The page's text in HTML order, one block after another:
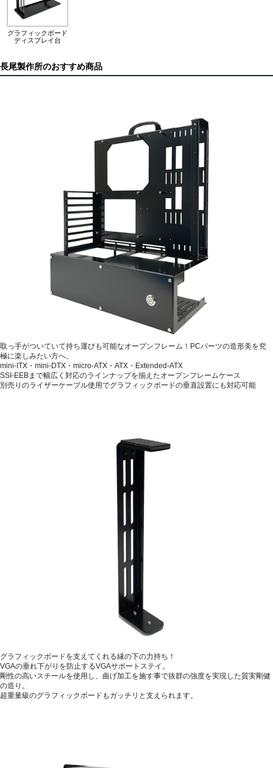
グラフィックボード
ディスプレイ台
長尾製作所のおすすめ商品
取っ手がついていて持ち運びも可能なオープンフレーム！PCパーツの造形美を究
極に楽しみたい方へ。
mini-ITX・mini-DTX・micro-ATX・ATX・Extended-ATX
SSI-EEBまで幅広く対応のラインナップを揃えたオープンフレームケース
別売りのライザーケーブル使用でグラフィックボードの垂直設置にも対応可能
グラフィックボードを支えてくれる縁の下の力持ち！
VGAの垂れ下がりを防止するVGAサポートステイ。
剛性の高いスチールを使用し、曲げ加工を施す事で抜群の強度を実現した質実剛健
の造り。
超重量級のグラフィックボードもガッチリと支えられます。